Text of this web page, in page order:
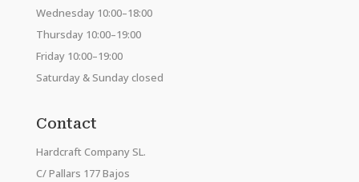
Wednesday 10:00–18:00
Thursday 10:00–19:00
Friday 10:00–19:00
Saturday & Sunday closed
Contact
Hardcraft Company SL.
C/ Pallars 177 Bajos